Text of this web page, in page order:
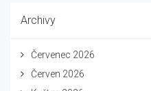
Archivy
Červenec 2026
Červen 2026